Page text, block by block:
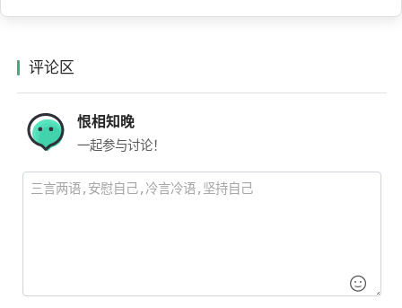
评论区
恨相知晚
一起参与讨论！